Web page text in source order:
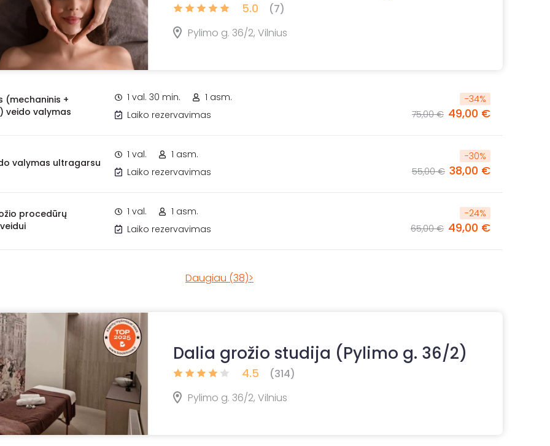
5.0
(7)
Pylimo g. 36/2, Vilnius
(mechaninis +
veido valymas
1 val. 30 min.
1 asm.
Laiko rezervavimas
-34%
75,00 € 49,00 €
valymas ultragarsu
1 val.
1 asm.
Laiko rezervavimas
-30%
55,00 € 38,00 €
procedūrų
1 val.
1 asm.
Laiko rezervavimas
-24%
65,00 € 49,00 €
Daugiau (38)>
Dalia grožio studija (Pylimo g. 36/2)
4.5
(314)
Pylimo g. 36/2, Vilnius